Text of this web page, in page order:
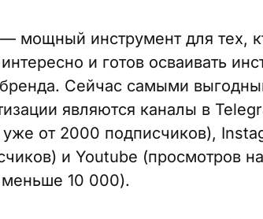
мощный инструмент для тех,
и готов осваивать
Сейчас самыми
являются каналы в
уже от 2000 подписчиков),
и Youtube (просмотров
10 000).